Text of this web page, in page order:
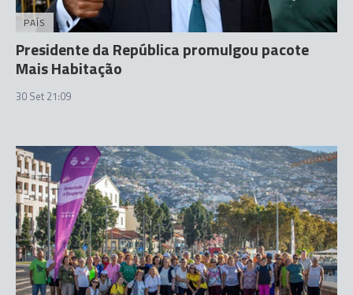
PAÍS
Presidente da República promulgou pacote
Mais Habitação
30 Set 21:09